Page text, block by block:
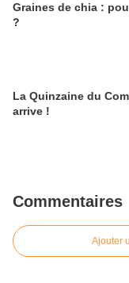
Graines de chia :
?
La Quinzaine du
arrive !
Commentaires
Ajouter